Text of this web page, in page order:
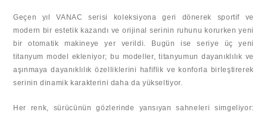
Geçen yıl VANAC serisi koleksiyona geri dönerek sportif ve
modern bir estetik kazandı ve orijinal serinin ruhunu korurken yeni
bir otomatik makineye yer verildi. Bugün ise seriye üç yeni
titanyum model ekleniyor; bu modeller, titanyumun dayanıklılık ve
aşınmaya dayanıklılık özelliklerini hafiflik ve konforla birleştirerek
serinin dinamik karakterini daha da yükseltiyor.
Her renk, sürücünün gözlerinde yansıyan sahneleri simgeliyor: